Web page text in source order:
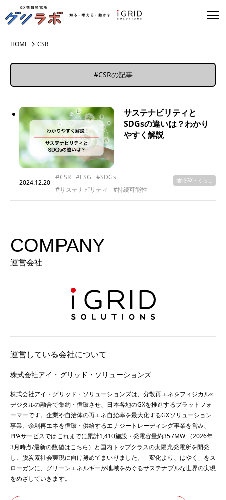
HOME CSR
#CSRの記事
サステナビリティと
SDGsの違いは？わかり
やすく解説
2024.12.20
#CSR #ESG
#SDGs
#サステナビリティ
#持続可能性
地域GX・くらし
COMPANY
運営会社
運営している会社について
株式会社アイ・グリッド・ソリューションズ
株式会社アイ・グリッド・ソリューションズは、分散再エネをフィジカル×
デジタルの融合で集約・循環させ、日本各地のGXを推進するプラットフォ
ーマーです。企業や自治体の再エネ自給率を最大化するGXソリューション
事業、余剰再エネを循環・供給するエナジートレーディング事業を営み、
PPAサービスではこれまでに累計1,410施設・発電容量約357MW （2026年
3月時点/最新の数値はこちら ）と国内トップクラスの太陽光発電所を開発
し、脱炭素社会実現に向け努めてまいりました。「変化より、はやく」をス
ローガンに、グリーンエネルギーが地域をめぐるサステナブルな世界の実現
をめざしていきます。